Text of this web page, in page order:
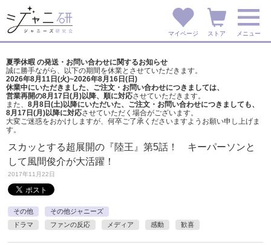
マイページ ストア メニュー
夏季休暇 の発送・お問い合わせに関するお知らせ
誠に勝手ながら、以下の期間を休業とさせていただきます。
2026年8月11日(火)~2026年8月16日(日)
休業中にいただきました、ご注文・お問い合わせにつきましては、
営業再開の8月17日(月)以降、順に対応させていただきます。
また、 8月8日(土)以降にいただいた、ご注文・ お問い合わせにつきましても、
8月17日(月)以降に対応させていただく場合がございます。
大変ご迷惑をおかけしますが、 何卒ご了承くださいますようお願い申し上げま
す。
スカッとする超展開の『陸王』第5話！ キーパーソンと
して風間俊介が大活躍！
2017年11月22日
その他
その他ジャニーズ
ドラマ
ファンの反応 メディア 感動 歓喜